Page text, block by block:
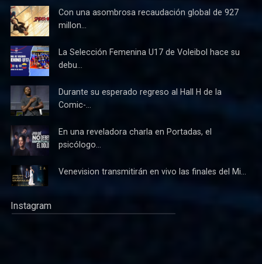
Con una asombrosa recaudación global de 927
millon...
La Selección Femenina U17 de Voleibol hace su
debu...
Durante su esperado regreso al Hall H de la
Comic-...
En una reveladora charla en Portadas, el
psicólogo...
Venevision transmitirán en vivo las finales del Mi...
Instagram